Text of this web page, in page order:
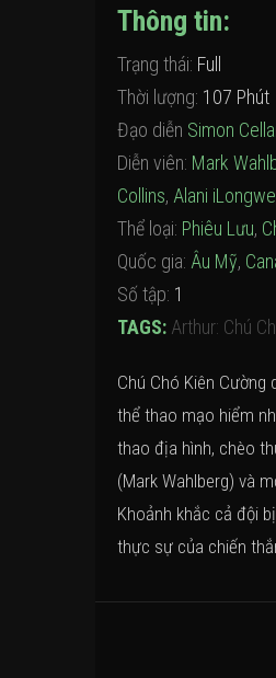
Thông tin:
Trạng thái: Full
Thời lượng: 107 Phút
Đạo diễn Simon
Diễn viên: Mark
Collins, Alani iLongwe
Thể loại: Phiêu Lưu,
Quốc gia: Âu Mỹ,
Số tập: 1
TAGS: Arthur: Chú
Chú Chó Kiên
thể thao mạo hiểm
thao địa hình, chèo
(Mark Wahlberg) và
Khoảnh khắc cả đội
thực sự của chiến